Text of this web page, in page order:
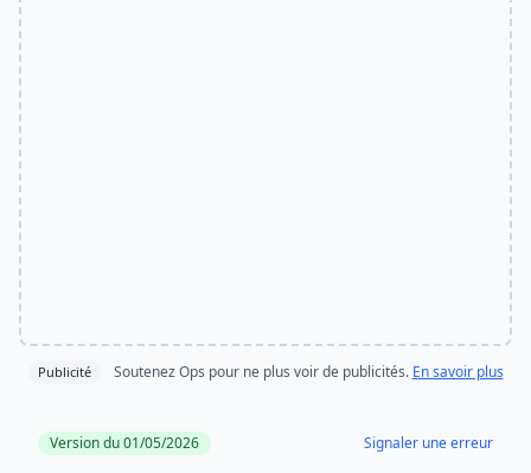
Publicité Soutenez Ops pour ne plus voir de publicités. En savoir plus
Version du 01/05/2026 Signaler une erreur